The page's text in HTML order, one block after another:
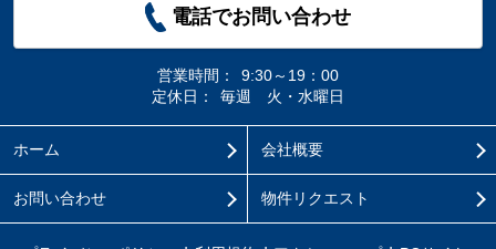
電話でお問い合わせ
営業時間：
9:30～19：00
定休日：
毎週 火・水曜日
ホーム 会社概要
お問い合わせ 物件リクエスト